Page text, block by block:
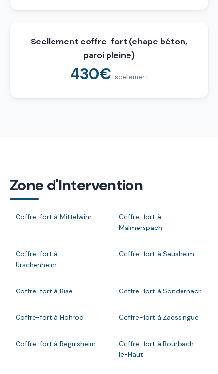
Scellement coffre-fort (chape béton,
paroi pleine)
430€ scellement
Zone d'Intervention
Coffre-fort à Mittelwihr
Coffre-fort à
Malmerspach
Coffre-fort à
Urschenheim
Coffre-fort à Sausheim
Coffre-fort à Bisel Coffre-fort à Sondernach
Coffre-fort à Hohrod Coffre-fort à Zaessingue
Coffre-fort à Réguisheim
Coffre-fort à Bourbach-
le-Haut